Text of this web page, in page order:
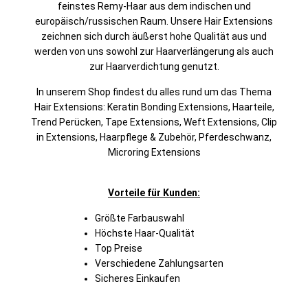
feinstes Remy-Haar aus dem indischen und
europäisch/russischen Raum. Unsere Hair Extensions
zeichnen sich durch äußerst hohe Qualität aus und
werden von uns sowohl zur Haarverlängerung als auch
zur Haarverdichtung genutzt.
In unserem Shop findest du alles rund um das Thema
Hair Extensions: Keratin Bonding Extensions, Haarteile,
Trend Perücken, Tape Extensions, Weft Extensions, Clip
in Extensions, Haarpflege & Zubehör, Pferdeschwanz,
Microring Extensions
Vorteile für Kunden:
Größte Farbauswahl
Höchste Haar-Qualität
Top Preise
Verschiedene Zahlungsarten
Sicheres Einkaufen